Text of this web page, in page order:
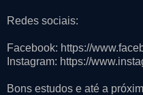
Redes sociais:
Facebook: https://
Instagram: https://
Bons estudos e até a